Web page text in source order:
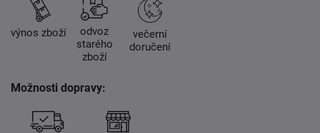
výnos zboží
odvoz
starého
zboží
večerní
doručení
Možnosti dopravy: